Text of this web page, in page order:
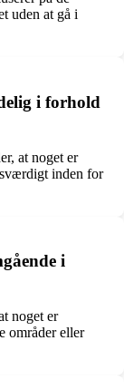
uden at gå i
i forhold
at noget er
inden for
i
noget er
områder eller